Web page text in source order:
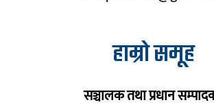
हाम्रो समूह
सञ्चालक तथा प्रधान